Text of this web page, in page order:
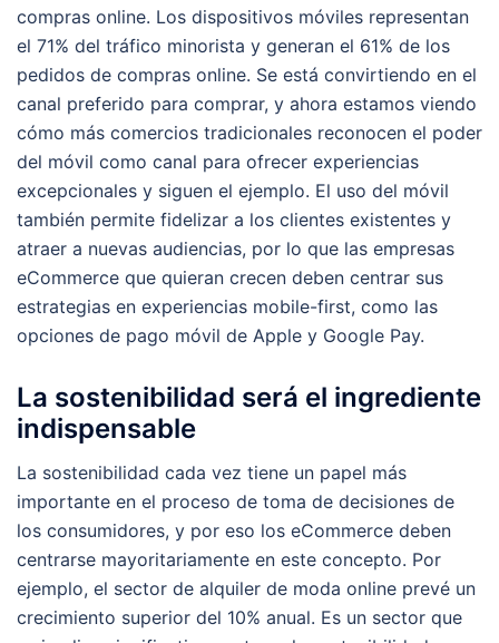
compras online. Los dispositivos móviles representan
el 71% del tráfico minorista y generan el 61% de los
pedidos de compras online. Se está convirtiendo en el
canal preferido para comprar, y ahora estamos viendo
cómo más comercios tradicionales reconocen el poder
del móvil como canal para ofrecer experiencias
excepcionales y siguen el ejemplo. El uso del móvil
también permite fidelizar a los clientes existentes y
atraer a nuevas audiencias, por lo que las empresas
eCommerce que quieran crecen deben centrar sus
estrategias en experiencias mobile-first, como las
opciones de pago móvil de Apple y Google Pay.
La sostenibilidad será el ingrediente
indispensable
La sostenibilidad cada vez tiene un papel más
importante en el proceso de toma de decisiones de
los consumidores, y por eso los eCommerce deben
centrarse mayoritariamente en este concepto. Por
ejemplo, el sector de alquiler de moda online prevé un
crecimiento superior del 10% anual. Es un sector que